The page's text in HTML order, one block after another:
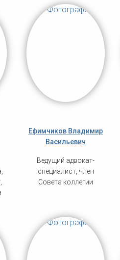
Ефимчиков Владимир
Васильевич
Ведущий адвокат-
специалист, член
Совета коллегии